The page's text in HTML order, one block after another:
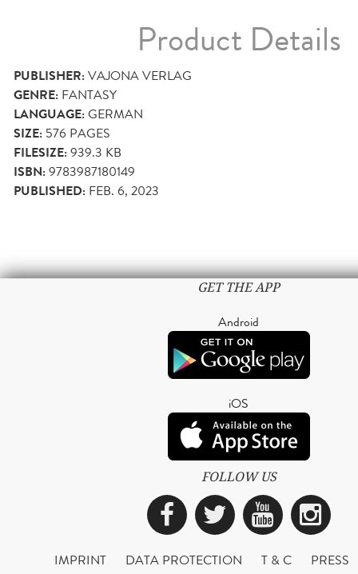
Product Details
PUBLISHER:VAJONA VERLAG
GENRE: FANTASY
LANGUAGE:GERMAN
SIZE: 576 PAGES
FILESIZE:939.3 KB
ISBN:9783987180149
PUBLISHED: FEB. 6, 2023
GET THE APP
Android
iOS
FOLLOW US
Facebook
Twitter
IMPRINT DATA PROTECTION T & C
PRESS